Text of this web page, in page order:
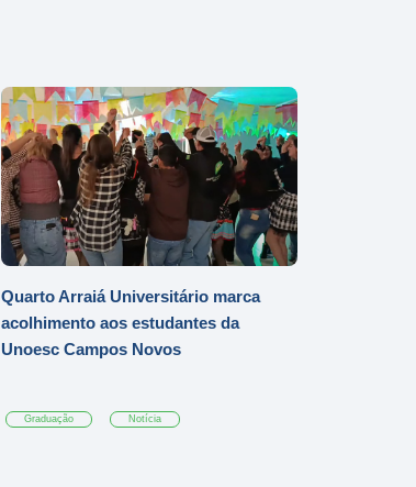
Quarto Arraiá Universitário marca
acolhimento aos estudantes da
Unoesc Campos Novos
Graduação Notícia